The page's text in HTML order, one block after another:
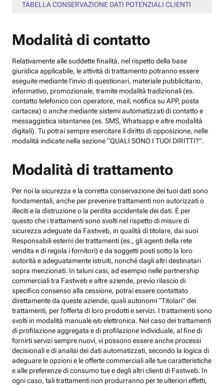
TABELLA CONSERVAZIONE DATI POTENZIALI CLIENTI
Modalità di contatto
Relativamente alle suddette finalità, nel rispetto della base
giuridica applicabile, le attività di trattamento potranno essere
eseguite mediante l’invio di questionari, materiale pubblicitario,
informativo, promozionale, tramite modalità tradizionali (es.
contatto telefonico con operatore, mail, notifica su APP, posta
cartacea) o anche mediante sistemi automatizzati di contatto e
messaggistica istantanea (es. SMS, Whatsapp e altre modalità
digitali). Tu potrai sempre esercitare il diritto di opposizione, nelle
modalità indicate nella sezione “QUALI SONO I TUOI DIRITTI?”.
Modalità di trattamento
Per noi la sicurezza e la corretta conservazione dei tuoi dati sono
fondamentali, anche per prevenire trattamenti non autorizzati o
illeciti e la distruzione o la perdita accidentale dei dati. È per
questo che i trattamenti sono svolti nel rispetto di misure di
sicurezza adeguate da Fastweb, in qualità di titolare, dai suoi
Responsabili esterni dei trattamenti (es., gli agenti della rete
vendita e di regola i fornitori) e da soggetti posti sotto la loro
autorità e adeguatamente istruiti, nonché dagli altri destinatari
sopra menzionati. In taluni casi, ad esempio nelle partnership
commerciali tra Fastweb e altre aziende, previo rilascio di
specifico consenso alla cessione, potrai essere contattato
direttamente da queste aziende, quali autonomi “Titolari” dei
trattamenti, per l’offerta di loro prodotti e servizi. I trattamenti sono
svolti in modalità manuale e/o elettronica. Nel caso dei trattamenti
di profilazione aggregata e di profilazione individuale, al fine di
fornirti servizi sempre nuovi, vi possono essere anche processi
decisionali e di analisi dei dati automatizzati, secondo la logica di
adeguare le opzioni e le offerte commerciali alle tue caratteristiche
e alle preferenze di consumo tue e degli altri clienti di Fastweb. In
ogni caso, tali trattamenti non produrranno per te ulteriori effetti,